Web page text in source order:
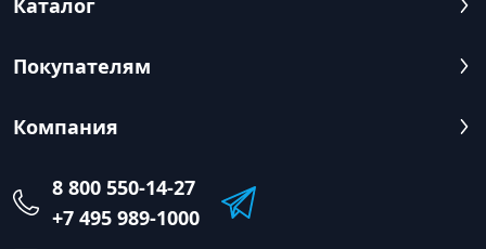
Каталог
Покупателям
Компания
8 800 550-14-27
+7 495 989-1000